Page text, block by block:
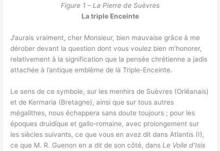
Figure 1 – La Pierre de Suèvres
La triple Enceinte
J’aurais vraiment, cher Monsieur, bien mauvaise grâce à me
dérober devant la question dont vous voulez bien m’honorer,
relativement à la signification que la pensée chrétienne a jadis
attachée à l’antique emblème de là Triple-Enceinte.
Le sens de ce symbole, sur les menhirs de Suèvres (Orléanais)
et de Kermaria (Bretagne), ainsi que sur tous autres
mégalithes, nous échappera sans doute toujours ; pour les
époques druidique et gallo-romaine, avec prolongement sur
les siècles suivants, ce que vous en avez dit dans Atlantis (I),
ce que M. R. Guenon en a dit de son côté, dans Le Voile d’Isis